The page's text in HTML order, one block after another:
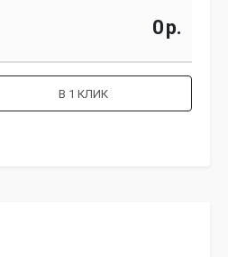
р.
В 1 КЛИК